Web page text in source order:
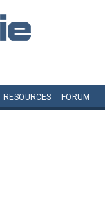
RESOURCES FORUM